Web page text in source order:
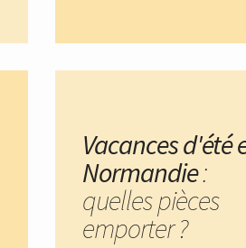
Vacances d'été
Normandie:
quelles pièces
emporter ?